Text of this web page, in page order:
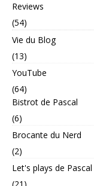
Reviews
(54)
Vie du Blog
(13)
YouTube
(64)
Bistrot de Pascal
(6)
Brocante du Nerd
(2)
Let's plays de Pascal